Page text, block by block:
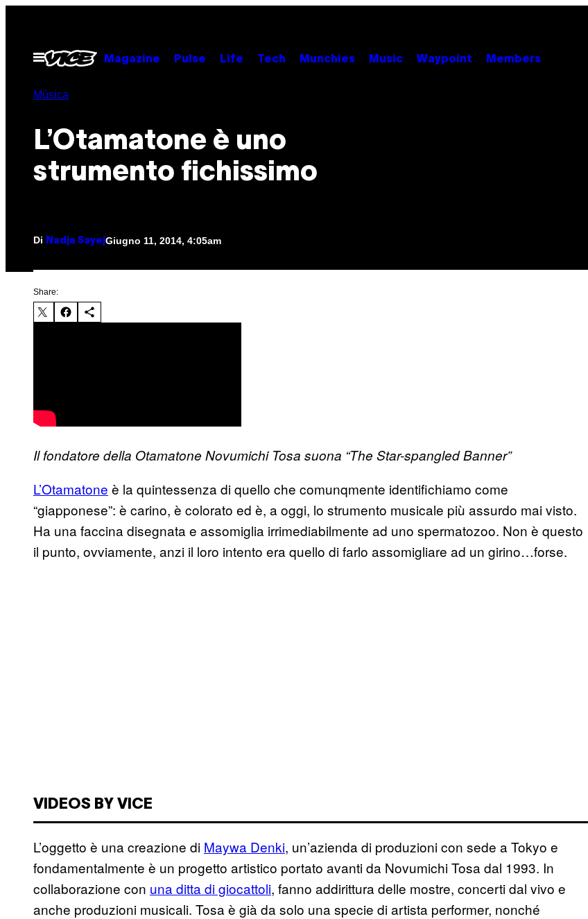
contenuto
Apri
Magazine Pulse Life Tech Munchies Music Waypoint Members
Música
L’Otamatone è uno
strumento fichissimo
Di Nadja Sayej Giugno 11, 2014, 4:05am
Share:
Il fondatore della Otamatone Novumichi Tosa suona “The Star-spangled Banner”
L’Otamatone è la quintessenza di quello che comunqmente identifichiamo come
“giapponese”: è carino, è colorato ed è, a oggi, lo strumento musicale più assurdo mai visto.
Ha una faccina disegnata e assomiglia irrimediabilmente ad uno spermatozoo. Non è questo
il punto, ovviamente, anzi il loro intento era quello di farlo assomigliare ad un girino…forse.
VIDEOS BY VICE
L’oggetto è una creazione di Maywa Denki, un’azienda di produzioni con sede a Tokyo e
fondamentalmente è un progetto artistico portato avanti da Novumichi Tosa dal 1993. In
collaborazione con una ditta di giocattoli, fanno addirittura delle mostre, concerti dal vivo e
anche produzioni musicali. Tosa è già da solo una specie di artista performer, nonché